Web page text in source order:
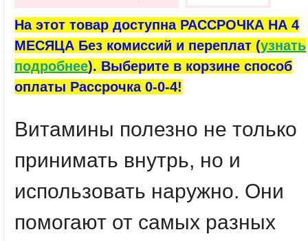
На этот товар доступна РАССРОЧКА НА 4
МЕСЯЦА Без комиссий и переплат (узнать
подробнее). Выберите в корзине способ
оплаты Рассрочка 0-0-4!
Витамины полезно не только
принимать внутрь, но и
использовать наружно. Они
помогают от самых разных